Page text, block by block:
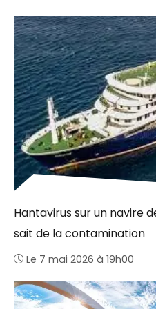
Hantavirus sur un navire
sait de la contamination
Le 7 mai 2026 à 19h00